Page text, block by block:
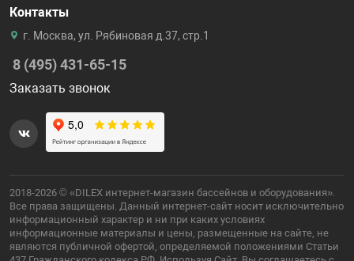
Контакты
г. Москва, ул. Рябиновая д.37, стр.1
8 (495) 431-65-15
Заказать звонок
2018-2026 © «DILEX интернет-магазин бассейнов и оборудования».
Все права защищены. Данный интернет-сайт носит исключительно
информационный характер и ни при каких условиях
информационные материалы и цены, размещенные на сайте, не
являются публичной офертой, определяемой положениями Статьи